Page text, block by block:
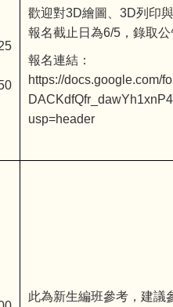
歡迎對3D繪圖、3D列印
報名截止日為6/5，錄取
報名連結：
https://docs.google.com/
usp=header
此為新生編班參考，建議